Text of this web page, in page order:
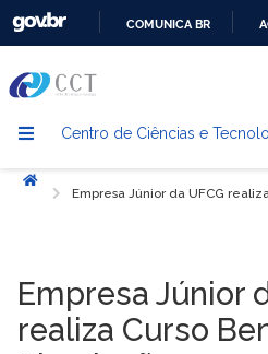
COMUNICA BR
Centro de Ciências e
Início
Empresa Júnior da UFCG
Empresa Júnior
realiza Curso